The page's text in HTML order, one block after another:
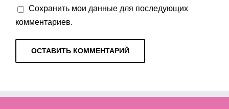
Сохранить мои данные для последующих
комментариев.